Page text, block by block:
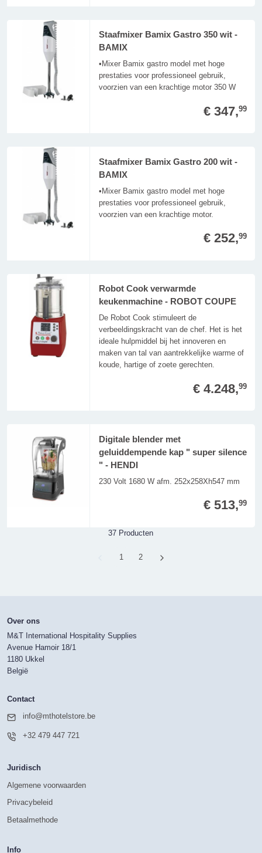
Staafmixer Bamix Gastro 350 wit -
BAMIX
•Mixer Bamix gastro model met hoge
prestaties voor professioneel gebruik,
voorzien van een krachtige motor 350 W
€ 347,99
Staafmixer Bamix Gastro 200 wit -
BAMIX
•Mixer Bamix gastro model met hoge
prestaties voor professioneel gebruik,
voorzien van een krachtige motor.
€ 252,99
Robot Cook verwarmde
keukenmachine - ROBOT COUPE
De Robot Cook stimuleert de
verbeeldingskracht van de chef. Het is het
ideale hulpmiddel bij het innoveren en
maken van tal van aantrekkelijke warme of
koude, hartige of zoete gerechten.
€ 4.248,99
Digitale blender met
geluiddempende kap " super silence
" - HENDI
230 Volt 1680 W afm. 252x258Xh547 mm
€ 513,99
37 Producten
Page
1 Page
2
Over ons
M&T International Hospitality Supplies
Avenue Hamoir 18/1
1180 Ukkel
België
Contact
info@mthotelstore.be
+32 479 447 721
Juridisch
Algemene voorwaarden
Privacybeleid
Betaalmethode
Info